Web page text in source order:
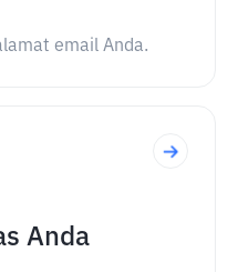
email Anda.
Anda